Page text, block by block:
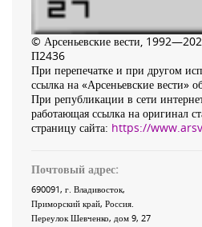
© Арсеньевские вести,
П2436
При перепечатке и при другом
ссылка на «Арсеньевские вести»
При републикации в сети
работающая ссылка на оригинал
страницу сайта: https://
Почтовый адрес:
690091, г. Владивосток,
Приморский край, Россия
Переулок Шевченко, дом 9, 27